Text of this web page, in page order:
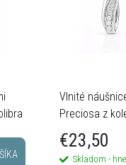
Vlnité
Preciosa z
€23,50
Skladom -